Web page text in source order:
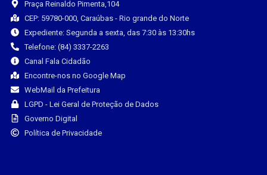
Praça Reinaldo Pimenta,104
CEP: 59780-000, Caraúbas - Rio grande do Norte
Expediente: Segunda a sexta, das 7:30 às 13:30hs
Telefone: (84) 3337-2263
Canal Fala Cidadão
Encontre-nos no Google Map
WebMail da Prefeitura
LGPD - Lei Geral de Proteção de Dados
Governo Digital
Política de Privacidade